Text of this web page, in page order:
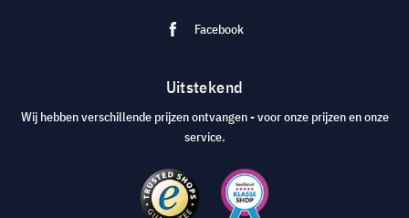
Facebook
Uitstekend
Wij hebben verschillende prijzen ontvangen - voor onze prijzen en onze
service.